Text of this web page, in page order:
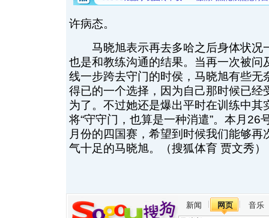
许病态。
马晓旭表示再去多哈之后身体状况
也是和教练沟通的结果。当再一次被问
线一步跨去守门的时侯，马晓旭有些无
得已的一个选择，因为自己那时候已经
为了。不过她还是爆出平时在训练中其
将“守守门，也算是一种消遣”。本月26
月份的四国赛，希望到时候我们能够再
气十足的马晓旭。（搜狐体育 贾文秀）
新闻 网页 音乐